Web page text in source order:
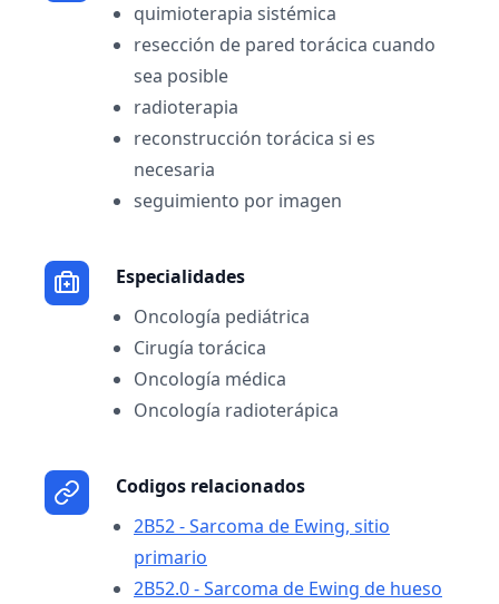
quimioterapia sistémica
resección de pared torácica cuando
sea posible
radioterapia
reconstrucción torácica si es
necesaria
seguimiento por imagen
Especialidades
Oncología pediátrica
Cirugía torácica
Oncología médica
Oncología radioterápica
Codigos relacionados
2B52 - Sarcoma de Ewing, sitio
primario
2B52.0 - Sarcoma de Ewing de hueso